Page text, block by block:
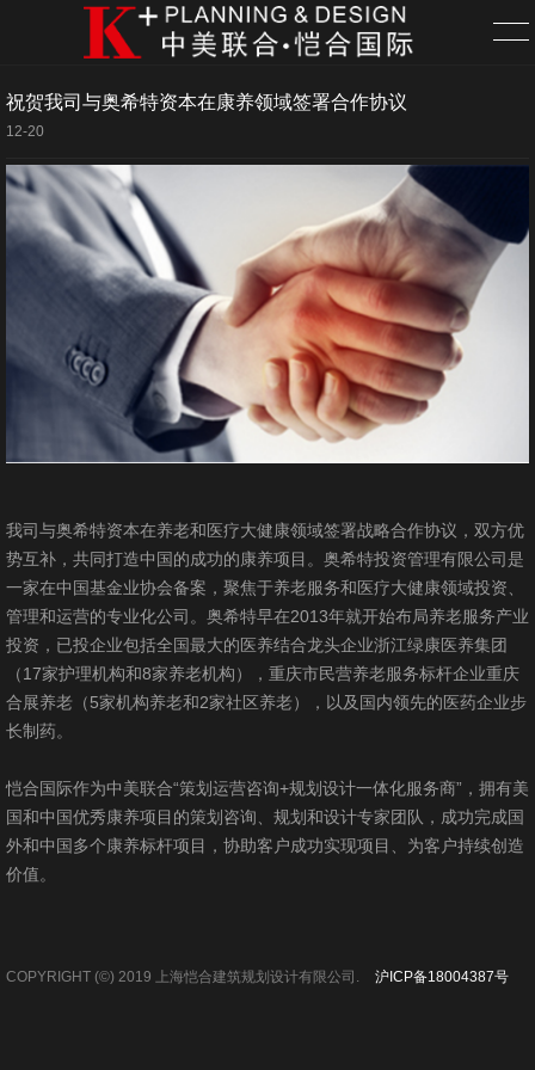
服务
项目
新闻
祝贺我司与奥希特资本在康养领域签署合作协议
12-20
我司与奥希特资本在养老和医疗大健康领域签署战略合作协议，双方优
势互补，共同打造中国的成功的康养项目。奥希特投资管理有限公司是
一家在中国基金业协会备案，聚焦于养老服务和医疗大健康领域投资、
管理和运营的专业化公司。奥希特早在2013年就开始布局养老服务产业
投资，已投企业包括全国最大的医养结合龙头企业浙江绿康医养集团
（17家护理机构和8家养老机构），重庆市民营养老服务标杆企业重庆
合展养老（5家机构养老和2家社区养老），以及国内领先的医药企业步
长制药。
恺合国际作为中美联合“策划运营咨询+规划设计一体化服务商”，拥有美
国和中国优秀康养项目的策划咨询、规划和设计专家团队，成功完成国
外和中国多个康养标杆项目，协助客户成功实现项目、为客户持续创造
价值。
COPYRIGHT (©) 2019 上海恺合建筑规划设计有限公司. 沪ICP备18004387号